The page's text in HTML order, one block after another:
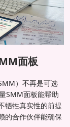
面板
）不再是可选
SMM面板能帮助
牺牲真实性的前提
的合作伙伴能确保